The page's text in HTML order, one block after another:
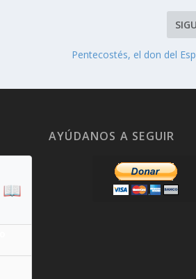
Pentecostés, el don del
📖
AYÚDANOS A SEGUIR